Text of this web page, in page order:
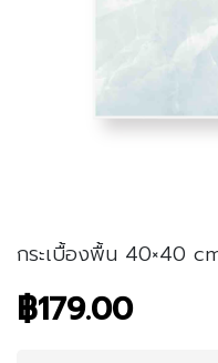
กระเบื้องพื้น 40×40
฿179.00